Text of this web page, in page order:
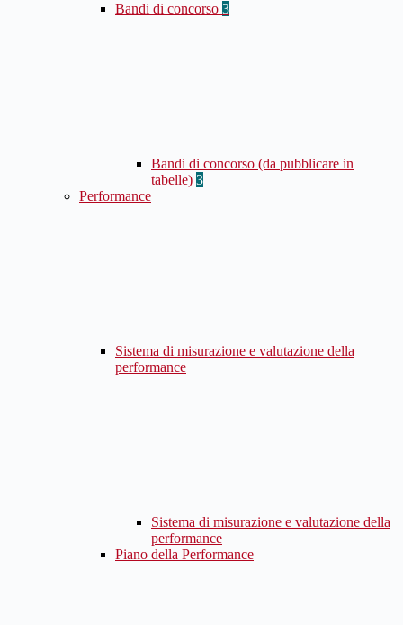
Bandi di concorso 3
Bandi di concorso (da pubblicare in
tabelle) 3
Performance
Sistema di misurazione e valutazione della
performance
Sistema di misurazione e valutazione della
performance
Piano della Performance